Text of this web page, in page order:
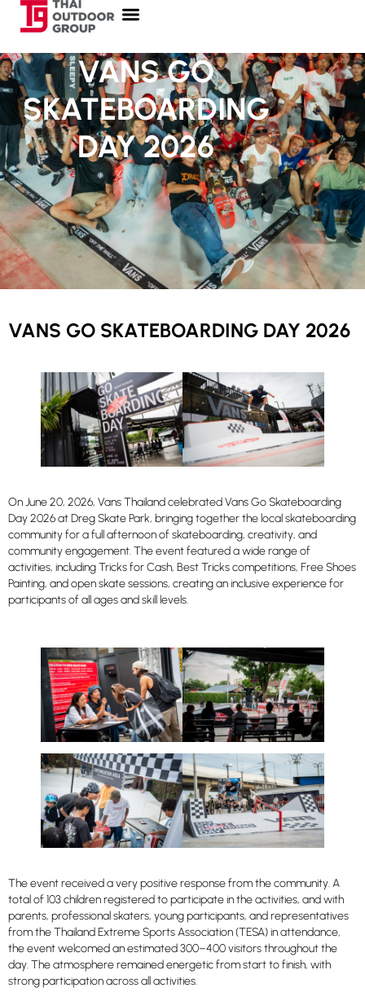
VANS GO
SKATEBOARDING
DAY 2026
VANS GO SKATEBOARDING DAY 2026
On June 20, 2026, Vans Thailand celebrated Vans Go Skateboarding
Day 2026 at Dreg Skate Park, bringing together the local skateboarding
community for a full afternoon of skateboarding, creativity, and
community engagement. The event featured a wide range of
activities, including Tricks for Cash, Best Tricks competitions, Free Shoes
Painting, and open skate sessions, creating an inclusive experience for
participants of all ages and skill levels.
The event received a very positive response from the community. A
total of 103 children registered to participate in the activities, and with
parents, professional skaters, young participants, and representatives
from the Thailand Extreme Sports Association (TESA) in attendance,
the event welcomed an estimated 300–400 visitors throughout the
day. The atmosphere remained energetic from start to finish, with
strong participation across all activities.